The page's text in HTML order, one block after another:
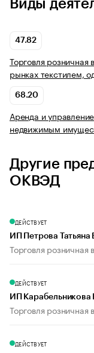
Виды
47.82
Торговля розничная
рынках текстилем,
68.20
Аренда и
недвижимым
Другие
ОКВЭД
ДЕЙСТВУЕТ
ИП Петрова Татьяна
Торговля розничная
ДЕЙСТВУЕТ
ИП Карабельникова
Торговля розничная
ДЕЙСТВУЕТ